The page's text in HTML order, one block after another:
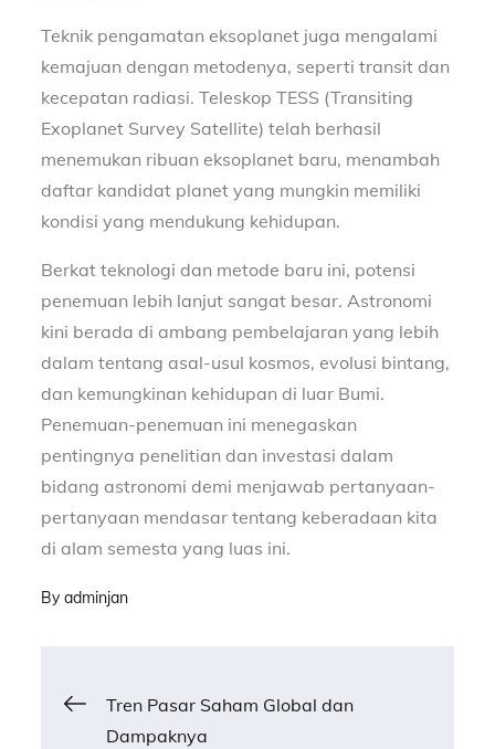
Teknik pengamatan eksoplanet juga mengalami
kemajuan dengan metodenya, seperti transit dan
kecepatan radiasi. Teleskop TESS (Transiting
Exoplanet Survey Satellite) telah berhasil
menemukan ribuan eksoplanet baru, menambah
daftar kandidat planet yang mungkin memiliki
kondisi yang mendukung kehidupan.
Berkat teknologi dan metode baru ini, potensi
penemuan lebih lanjut sangat besar. Astronomi
kini berada di ambang pembelajaran yang lebih
dalam tentang asal-usul kosmos, evolusi bintang,
dan kemungkinan kehidupan di luar Bumi.
Penemuan-penemuan ini menegaskan
pentingnya penelitian dan investasi dalam
bidang astronomi demi menjawab pertanyaan-
pertanyaan mendasar tentang keberadaan kita
di alam semesta yang luas ini.
Byadminjan
Post
Tren Pasar Saham Global dan
Dampaknya